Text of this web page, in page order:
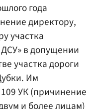
года
директору,
участка
в допущении
участка дороги
Им
УК (причинение
и более лицам)